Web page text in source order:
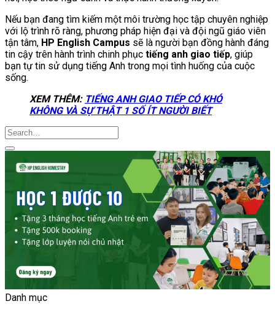
Nếu bạn đang tìm kiếm một môi trường học tập chuyên nghiệp
với lộ trình rõ ràng, phương pháp hiện đại và đội ngũ giáo viên
tận tâm, HP English Campus sẽ là người bạn đồng hành đáng
tin cậy trên hành trình chinh phục tiếng anh giao tiếp, giúp
bạn tự tin sử dụng tiếng Anh trong mọi tình huống của cuộc
sống.
XEM THÊM: TIẾNG ANH GIAO TIẾP CÓ KHÓ
KHÔNG VÀ SỰ THẬT 1 SỐ ÍT NGƯỜI BIẾT
Danh mục